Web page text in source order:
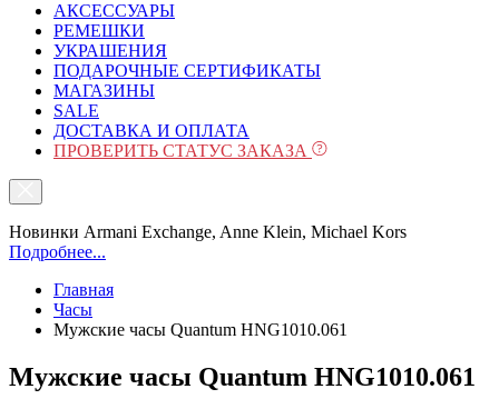
АКСЕССУАРЫ
РЕМЕШКИ
УКРАШЕНИЯ
ПОДАРОЧНЫЕ СЕРТИФИКАТЫ
МАГАЗИНЫ
SALE
ДОСТАВКА И ОПЛАТА
ПРОВЕРИТЬ СТАТУС ЗАКАЗА
Новинки Armani Exchange, Anne Klein, Michael Kors
Подробнее...
Главная
Часы
Mужские часы Quantum HNG1010.061
Mужские часы Quantum HNG1010.061